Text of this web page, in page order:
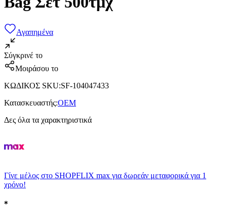
Αγαπημένα
Σύγκρινέ το
Μοιράσου το
ΚΩΔΙΚΟΣ SKU:SF-104047433
Κατασκευαστής:OEM
Δες όλα τα χαρακτηριστικά
Γίνε μέλος στο SHOPFLIX max για δωρεάν μεταφορικά για 1
χρόνο!